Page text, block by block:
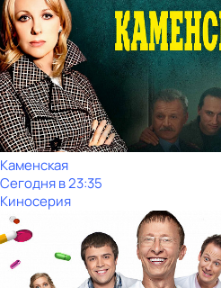
Каменская
Сегодня в 23:35
Киносерия